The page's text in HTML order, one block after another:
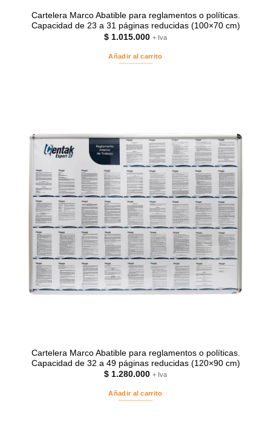
Cartelera Marco Abatible para reglamentos o políticas.
Capacidad de 23 a 31 páginas reducidas (100×70 cm)
$ 1.015.000 + Iva
Añadir al carrito
Cartelera Marco Abatible para reglamentos o políticas.
Capacidad de 32 a 49 páginas reducidas (120×90 cm)
$ 1.280.000 + Iva
Añadir al carrito